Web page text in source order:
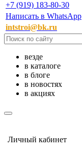
+7 (919) 183-80-30
Написать в WhatsApp
intstroi@bk.ru
везде
в каталоге
в блоге
в новостях
в акциях
Личный кабинет